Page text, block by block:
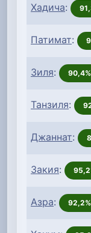
Хадича:
Патимат:
Зиля: 90,4%
Танзиля:
Джаннат:
Закия:
Азра: 92,2%